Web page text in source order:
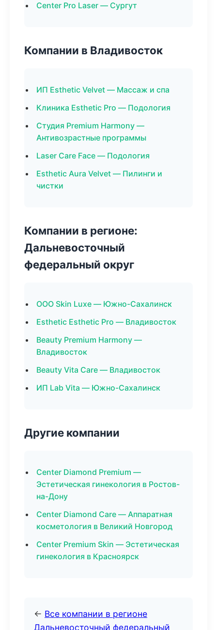
Center Pro Laser — Сургут
Компании в Владивосток
ИП Esthetic Velvet — Массаж и спа
Клиника Esthetic Pro — Подология
Студия Premium Harmony —
Антивозрастные программы
Laser Care Face — Подология
Esthetic Aura Velvet — Пилинги и
чистки
Компании в регионе:
Дальневосточный
федеральный округ
ООО Skin Luxe — Южно-Сахалинск
Esthetic Esthetic Pro — Владивосток
Beauty Premium Harmony —
Владивосток
Beauty Vita Care — Владивосток
ИП Lab Vita — Южно-Сахалинск
Другие компании
Center Diamond Premium —
Эстетическая гинекология в Ростов-
на-Дону
Center Diamond Care — Аппаратная
косметология в Великий Новгород
Center Premium Skin — Эстетическая
гинекология в Красноярск
← Все компании в регионе
Дальневосточный федеральный